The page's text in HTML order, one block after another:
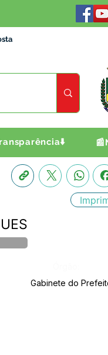
Gabinete do